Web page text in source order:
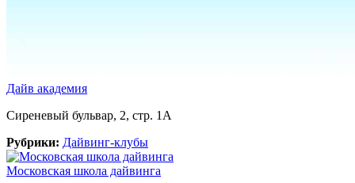
Дайв академия
Сиреневый бульвар, 2, стр. 1А
Рубрики: Дайвинг-клубы
Московская школа дайвинга